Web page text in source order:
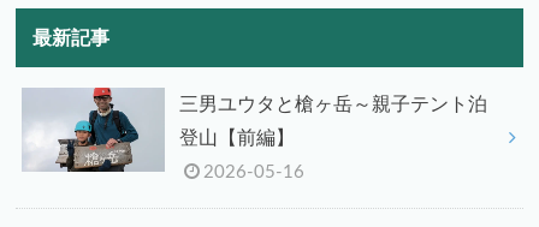
最新記事
三男ユウタと槍ヶ岳～親子テント泊
登山【前編】
2026-05-16